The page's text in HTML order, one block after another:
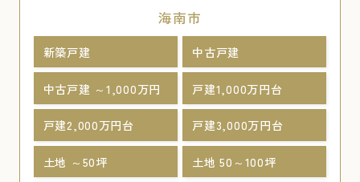
海南市
新築戸建 中古戸建
中古戸建 ～1,000万円 戸建1,000万円台
戸建2,000万円台 戸建3,000万円台
土地 ～50坪 土地 50～100坪